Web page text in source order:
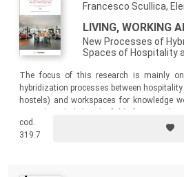
Francesco Scullica,
LIVING, WORKING
New Processes of
Spaces of Hospitality
The focus of this research is mainly
hybridization processes between
hostels) and workspaces for knowledge
cod.
319.7